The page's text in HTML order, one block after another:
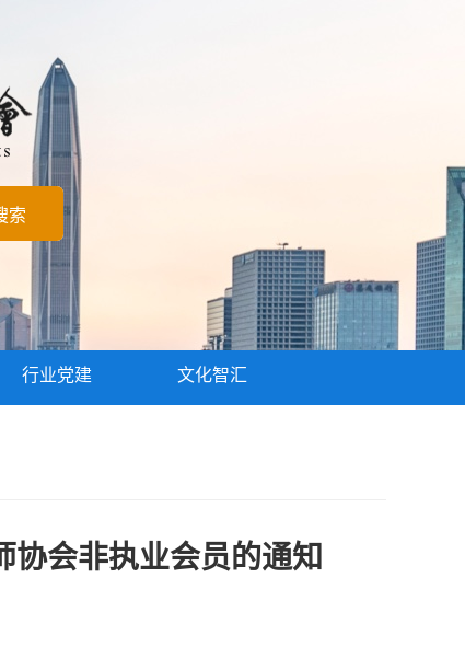
行业党建 文化智汇
会非执业会员的通知